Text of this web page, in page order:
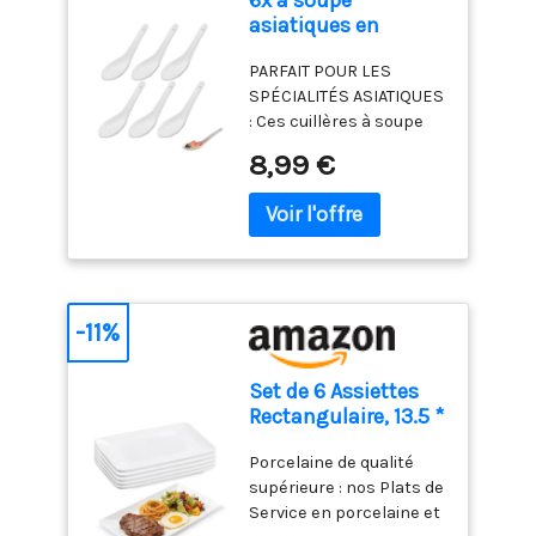
dynamique et
pratique, conception
empilable et céramique
résistante aux hautes
températures】Les
fines lignes peintes à la
main sur la surface
antidérapante subtile
plus sûre. La conception
empilable économise un
espace considérable
dans les armoires,
parfaite pour les
appartements, les
petites cuisines et un
rangement organisé. Ce
bol en céramique peut
Chaque ensemble de
bols à ramen en
céramique est une
petite œuvre d'art,
chaque repas devient
stimule l'appétit et crée
une atmosphère
chaleureuse et
accueillante – parfait
pour des moments de
pour tous les types
d'aliments : le bol ramen
en 2 parties est très
bien adapté pour les
céréales, les bols à riz,
ainsi que pour les
collations, les
GENROKU ? Genroku 元
禄 est une ère japonaise
de la période Edo. La
caractéristique des
"baguettes Genroku" est
qu'il y a une rainure au
milieu, ce qui facilite la
séparation et
l'utilisation.
crémaillère, etc. 【Motif
Laser Unique】: Les
baguettes de haute
qualité revêtues de
titane argenté vous
vous l'utilisez.Les
baguettes en métal
sont laser avec un motif
décolorer après une
d'acier inoxydable les
baguettes ont un motif
différent La gravure sur
les tiges métalliques
glissement. 【Passe au
Lave-vaisselle et Facile à
Nettoyer】: Ils peuvent
porcelaine de haute
qualité, sans plomb et
pour une durabilité et un
aspect élégant. Passe
au lave-vaisselle et au
micro-ondes Sensation
agréable en bouche : la
surface extra lisse
assure une expérience
de repas
agréable et la forme
ergonomique tient bien
dans la main. 🍳
Résistant au four et
pratique : Idéal pour
servir et cuire des
ragoûts ou des plats
pour une personne. Le
trou dans la poignée
asiatiques en
cuillères à riz
élégantes, cuillères
de service pour bols
de riz, ramen,
apéritifs, desserts et
dim sum, ensemble
de 6 pièces, blanc
PARFAIT POUR LES
SPÉCIALITÉS ASIATIQUES
: Ces cuillères à soupe
sont idéales pour
déguster des plats
comme le Nasi Goreng,
asiatiques. Leur design
élégant et fonctionnel
en fait un
incontournable pour
tous les amoureux de la
cuisine asiatique,
authentique à chaque
bouchée. DESIGN
ÉLÉGANT ET
8,99 €
Set de 6 Assiettes
Rectangulaire, 13.5 *
dîner en Porcelaine,
Plats de Service
pour Fête, Plateau
Porcelaine de qualité
supérieure : nos Plats de
Service en porcelaine et
-11%